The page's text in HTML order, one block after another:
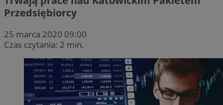
Przedsiębiorcy
25 marca 2020 09:00
Czas czytania: 2 min.